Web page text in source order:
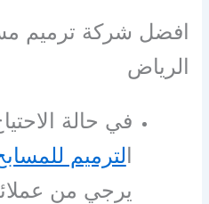
افضل شركة ترميم
الرياض
في حالة
لترميم
يرجي من